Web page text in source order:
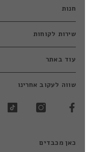
חנות
שירות לקוחות
עוד באתר
שווה לעקוב אחרינו
כאן מכבדים